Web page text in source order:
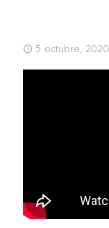
5 octubre, 2020